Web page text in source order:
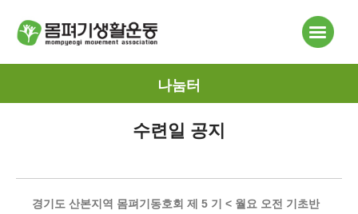
나눔터
수련일 공지
경기도 산본지역 몸펴기동호회 제 5 기 < 월요 오전 기초반